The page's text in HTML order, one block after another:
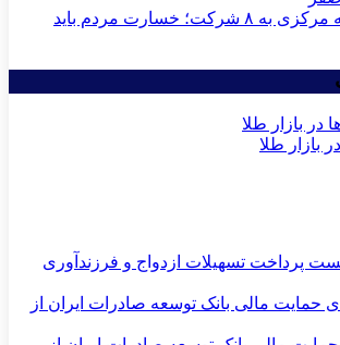
اولتیماتوم بیمه مرکزی به ۸ شرکت؛ خسارت مردم باید
بازار طلا
پرداخت تسهیلات ازدواج و فرزندآوری